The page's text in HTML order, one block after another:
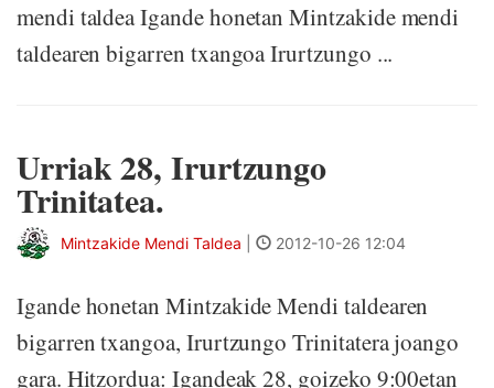
mendi taldea Igande honetan Mintzakide mendi
taldearen bigarren txangoa Irurtzungo ...
Urriak 28, Irurtzungo
Trinitatea.
Mintzakide Mendi Taldea 2012-10-26 12:04
Igande honetan Mintzakide Mendi taldearen
bigarren txangoa, Irurtzungo Trinitatera joango
gara. Hitzordua: Igandeak 28, goizeko 9:00etan